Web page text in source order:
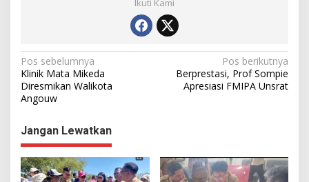
Ikuti Kami
N
a
v
i
g
a
Pos sebelumnya
Klinik Mata Mikeda
Diresmikan Walikota
Angouw
Pos berikutnya
Berprestasi, Prof Sompie
Apresiasi FMIPA Unsrat
Jangan Lewatkan